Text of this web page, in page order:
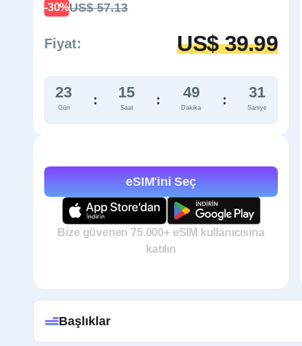
-30%US$ 57.13
Fiyat: US$ 39.99
23
Gün
: 15
Saat
: 49
Dakika
: 30
Saniye
eSIM'ini Seç
Bize güvenen 75.000+ eSIM kullanıcısına
katılın
Başlıklar